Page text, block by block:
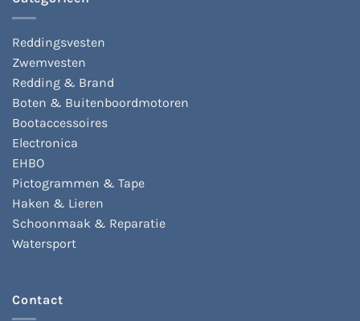
Reddingsvesten
Zwemvesten
Redding & Brand
Boten & Buitenboordmotoren
Bootaccessoires
Electronica
EHBO
Pictogrammen & Tape
Haken & Lieren
Schoonmaak & Reparatie
Watersport
Contact